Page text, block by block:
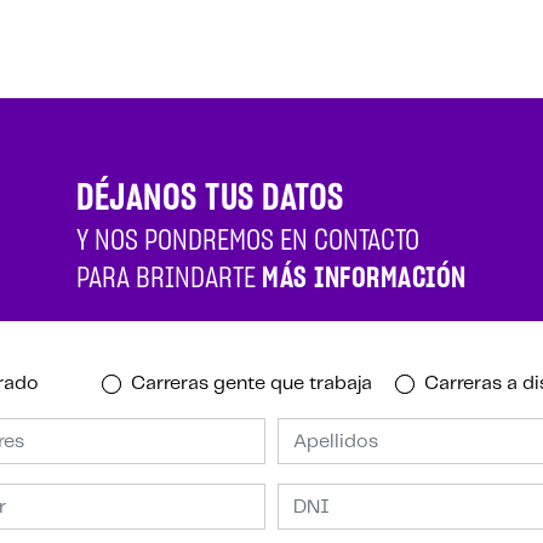
DÉJANOS TUS DATOS
Y NOS PONDREMOS EN CONTACTO
PARA BRINDARTE MÁS INFORMACIÓN
Carreras gente que trabaja Carreras a